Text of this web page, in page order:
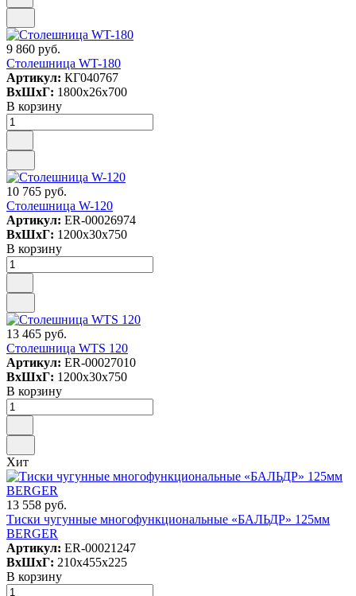
9 860 руб.
Столешница WT-180
Артикул: КГ040767
ВxШxГ: 1800x26x700
В корзину
10 765 руб.
Столешница W-120
Артикул: ER-00026974
ВxШxГ: 1200x30x750
В корзину
13 465 руб.
Столешница WTS 120
Артикул: ER-00027010
ВxШxГ: 1200x30x750
В корзину
Хит
13 558 руб.
Тиски чугунные многофункциональные «БАЛЬДР» 125мм
BERGER
Артикул: ER-00021247
ВxШxГ: 210x455x225
В корзину